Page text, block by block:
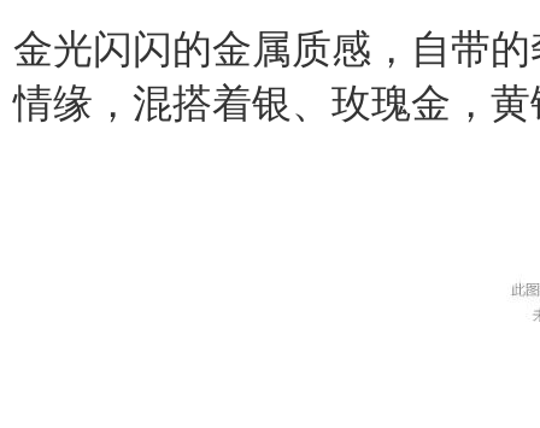
金光闪闪的金属质感，自带
情缘，混搭着银、玫瑰金，